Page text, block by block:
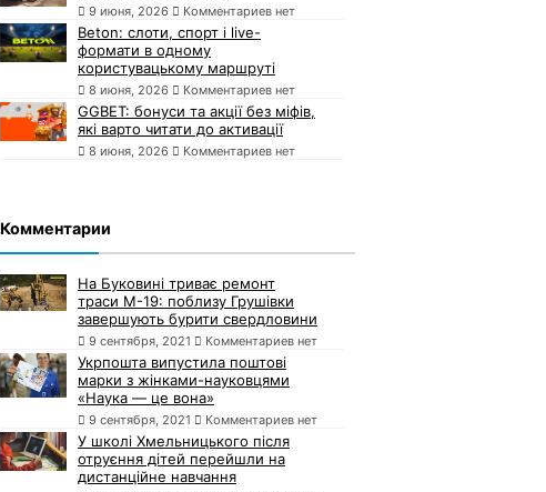
9 июня, 2026 Комментариев нет
Beton: слоти, спорт і live-
формати в одному
користувацькому маршруті
8 июня, 2026 Комментариев нет
GGBET: бонуси та акції без міфів,
які варто читати до активації
8 июня, 2026 Комментариев нет
Комментарии
На Буковині триває ремонт
траси М-19: поблизу Грушівки
завершують бурити свердловини
9 сентября, 2021 Комментариев нет
Укрпошта випустила поштові
марки з жінками-науковцями
«Наука — це вона»
9 сентября, 2021 Комментариев нет
У школі Хмельницького після
отруєння дітей перейшли на
дистанційне навчання